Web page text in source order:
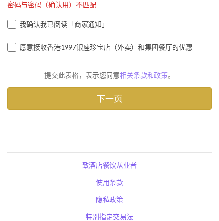
密码与密码（确认用）不匹配
我确认我已阅读「商家通知」
愿意接收香港1997银座珍宝店（外卖）和集团餐厅的优惠
提交此表格，表示您同意相关条款和政策。
致酒店餐饮从业者
使用条款
隐私政策
特别指定交易法